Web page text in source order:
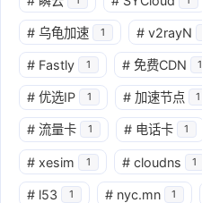
# 乌龟加速 1 # v2rayN
# Fastly 1 # 免费CDN 1
# 优选IP 1 # 加速节点 1
# 流量卡 1 # 电话卡 1
# xesim 1 # cloudns 1
# l53 1 # nyc.mn 1